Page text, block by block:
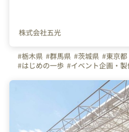
株式会社五光
#栃木県 #群馬県 #茨城県 #東京都
#はじめの一歩 #イベント企画・製